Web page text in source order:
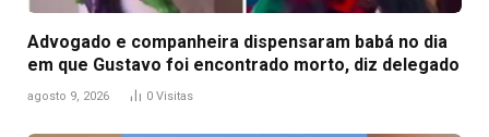
Advogado e companheira dispensaram babá no dia
em que Gustavo foi encontrado morto, diz delegado
agosto 9, 2026 0 Visitas